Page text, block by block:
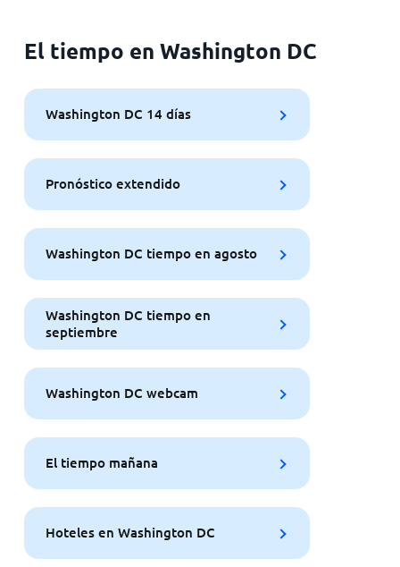
El tiempo en Washington DC
Washington DC 14 días
Pronóstico extendido
Washington DC tiempo en agosto
Washington DC tiempo en
septiembre
Washington DC webcam
El tiempo mañana
Hoteles en Washington DC